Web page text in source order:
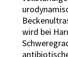
wird bei